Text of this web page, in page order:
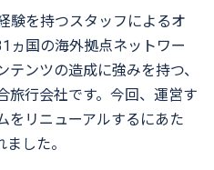
験を持つスタッフによるオ
ヵ国の海外拠点ネットワー
ンツの造成に強みを持つ、
旅行会社です。今回、運営す
をリニューアルするにあた
した。